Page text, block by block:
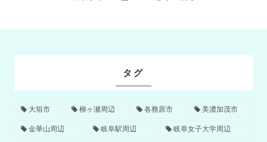
タグ
大垣市 柳ヶ瀬周辺 各務原市 美濃加茂市
金華山周辺 岐阜駅周辺 岐阜女子大学周辺